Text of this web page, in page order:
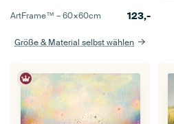
ArtFrame™ –60×60cm 123,-
Größe & Material selbst wählen